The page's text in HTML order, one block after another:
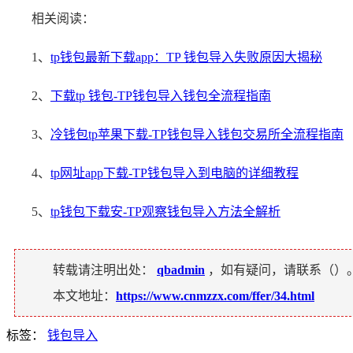
相关阅读：
1、 tp钱包最新下载app：TP 钱包导入失败原因大揭秘
2、 下载tp 钱包-TP钱包导入钱包全流程指南
3、 冷钱包tp苹果下载-TP钱包导入钱包交易所全流程指南
4、 tp网址app下载-TP钱包导入到电脑的详细教程
5、 tp钱包下载安-TP观察钱包导入方法全解析
转载请注明出处： qbadmin ，如有疑问，请联系（）
本文地址： https://www.cnmzzx.com/ffer/34.html
标签： 钱包导入